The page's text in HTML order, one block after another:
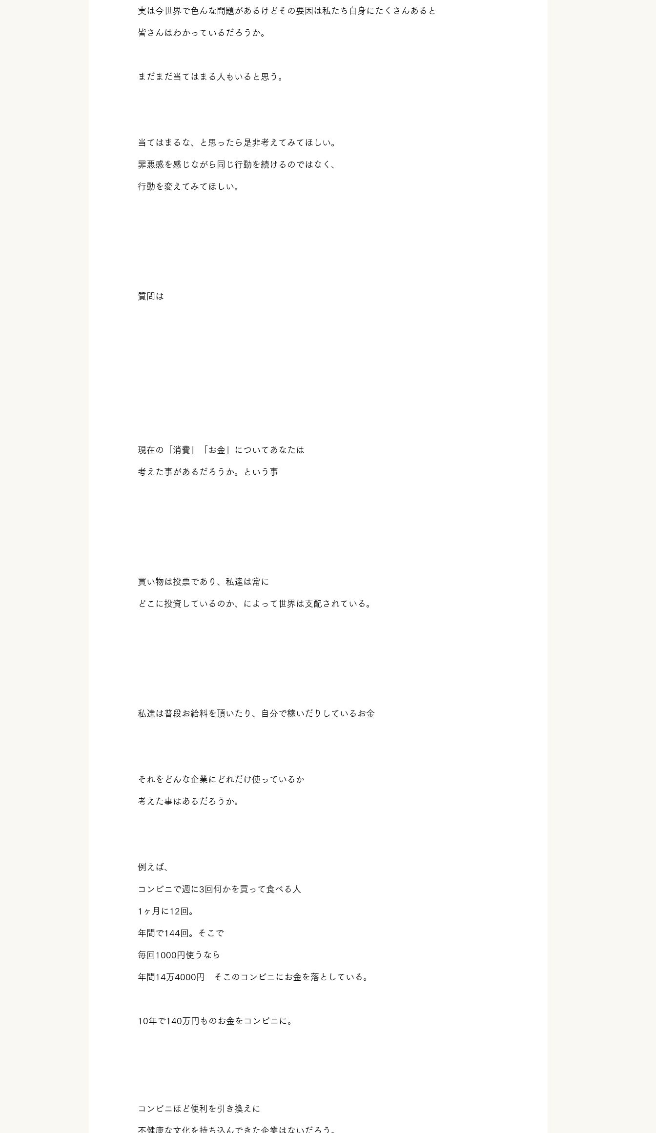
実は今世界で色んな問題があるけどその要因は私たち自身にたくさんあると
皆さんはわかっているだろうか。
まだまだ当てはまる人もいると思う。
当てはまるな、と思ったら是非考えてみてほしい。
罪悪感を感じながら同じ行動を続けるのではなく、
行動を変えてみてほしい。
質問は
現在の「消費」「お金」についてあなたは
考えた事があるだろうか。という事
買い物は投票であり、私達は常に
どこに投資しているのか、によって世界は支配されている。
私達は普段お給料を頂いたり、自分で稼いだりしているお金
それをどんな企業にどれだけ使っているか
考えた事はあるだろうか。
例えば、
コンビニで週に3回何かを買って食べる人
1ヶ月に12回。
年間で144回。そこで
毎回1000円使うなら
年間14万4000円　そこのコンビニにお金を落としている。
10年で140万円ものお金をコンビニに。
コンビニほど便利を引き換えに
不健康な文化を持ち込んできた企業はないだろう。